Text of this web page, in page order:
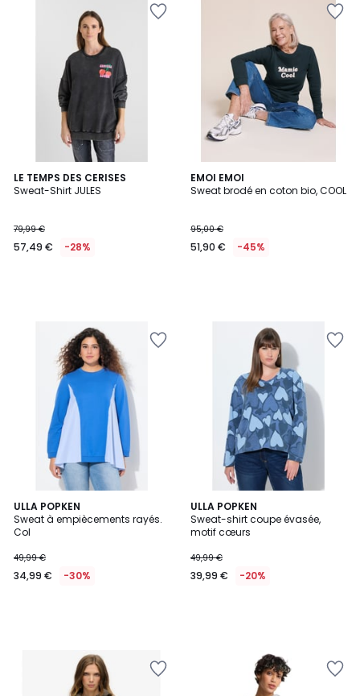
LE TEMPS DES CERISES
Sweat-Shirt JULES
79,99 €
57,49 € -28%
EMOI EMOI
Sweat brodé en coton bio, COOL
95,00 €
51,90 € -45%
ULLA POPKEN
Sweat à empiècements rayés.
Col
49,99 €
34,99 € -30%
ULLA POPKEN
Sweat-shirt coupe évasée,
motif cœurs
49,99 €
39,99 € -20%